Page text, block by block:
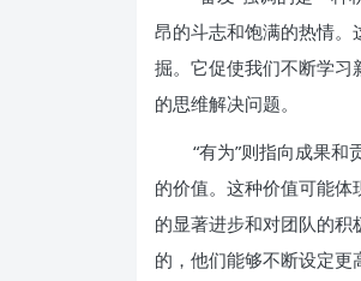
昂的斗志和饱满的热情。
掘。它促使我们不断学
的思维解决问题。
“有为”则指向成果
的价值。这种价值可能
的显著进步和对团队的积
的，他们能够不断设定